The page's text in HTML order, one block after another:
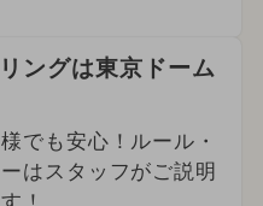
ングは東京ドーム
でも安心！ルール・
はスタッフがご説明